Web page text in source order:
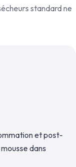
standard ne
et post-
dans